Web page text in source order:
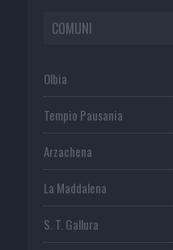
COMUNI
Olbia
Tempio Pausania
Arzachena
La Maddalena
S. T. Gallura